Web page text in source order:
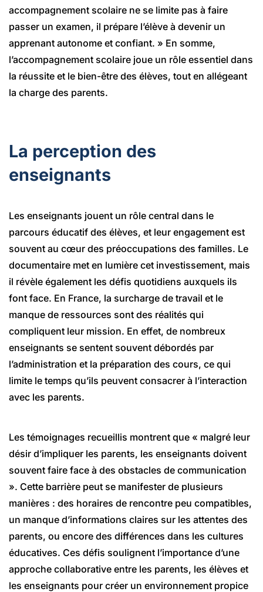
accompagnement scolaire ne se limite pas à faire
passer un examen, il prépare l’élève à devenir un
apprenant autonome et confiant. » En somme,
l’accompagnement scolaire joue un rôle essentiel dans
la réussite et le bien-être des élèves, tout en allégeant
la charge des parents.
La perception des
enseignants
Les enseignants jouent un rôle central dans le
parcours éducatif des élèves, et leur engagement est
souvent au cœur des préoccupations des familles. Le
documentaire met en lumière cet investissement, mais
il révèle également les défis quotidiens auxquels ils
font face. En France, la surcharge de travail et le
manque de ressources sont des réalités qui
compliquent leur mission. En effet, de nombreux
enseignants se sentent souvent débordés par
l’administration et la préparation des cours, ce qui
limite le temps qu’ils peuvent consacrer à l’interaction
avec les parents.
Les témoignages recueillis montrent que « malgré leur
désir d’impliquer les parents, les enseignants doivent
souvent faire face à des obstacles de communication
». Cette barrière peut se manifester de plusieurs
manières : des horaires de rencontre peu compatibles,
un manque d’informations claires sur les attentes des
parents, ou encore des différences dans les cultures
éducatives. Ces défis soulignent l’importance d’une
approche collaborative entre les parents, les élèves et
les enseignants pour créer un environnement propice